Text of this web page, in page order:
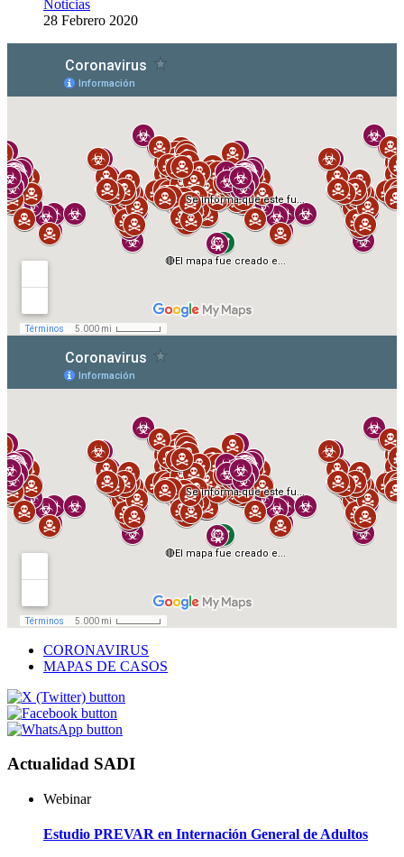
Noticias
28 Febrero 2020
CORONAVIRUS
MAPAS DE CASOS
Actualidad SADI
Webinar
Estudio PREVAR en Internación General de Adultos